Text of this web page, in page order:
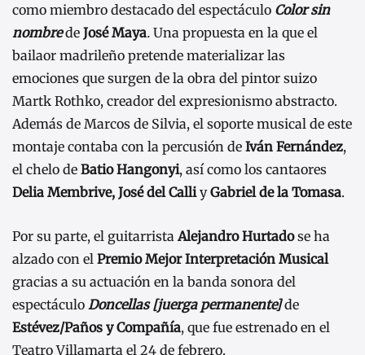
como miembro destacado del espectáculo Color sin
nombrede José Maya. Una propuesta en la que el
bailaor madrileño pretende materializar las
emociones que surgen de la obra del pintor suizo
Martk Rothko, creador del expresionismo abstracto.
Además de Marcos de Silvia, el soporte musical de este
montaje contaba con la percusión de Iván Fernández,
el chelo de Batio Hangonyi, así como los cantaores
Delia Membrive, José del CalliyGabriel de la Tomasa.
Por su parte, el guitarrista Alejandro Hurtadose ha
alzado con el Premio Mejor Interpretación Musical
gracias a su actuación en la banda sonora del
espectáculo Doncellas [juerga permanente]de
Estévez/Paños y Compañía, que fue estrenado en el
Teatro Villamarta el 24 de febrero.